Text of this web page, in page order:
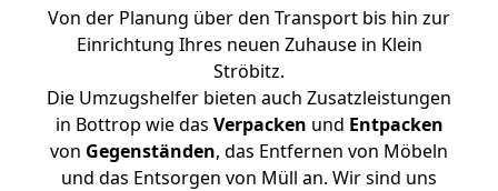
Von der Planung über den Transport bis hin zur
Einrichtung Ihres neuen Zuhause in Klein
Ströbitz.
Die Umzugshelfer bieten auch Zusatzleistungen
in Bottrop wie das Verpacken und Entpacken
von Gegenständen, das Entfernen von Möbeln
und das Entsorgen von Müll an. Wir sind uns